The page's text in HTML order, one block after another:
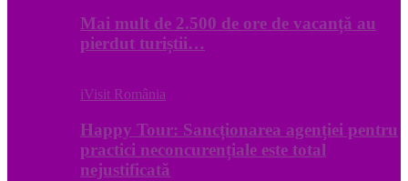
Mai mult de 2.500 de ore de vacanță au
pierdut turiștii…
iVisit România
Happy Tour: Sancționarea agenției pentru
practici neconcurențiale este total
nejustificată